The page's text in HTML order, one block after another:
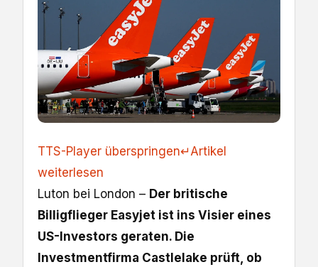
TTS-Player überspringen↵Artikel
weiterlesen
Luton bei London – Der britische
Billigflieger Easyjet ist ins Visier eines
US-Investors geraten. Die
Investmentfirma Castlelake prüft, ob